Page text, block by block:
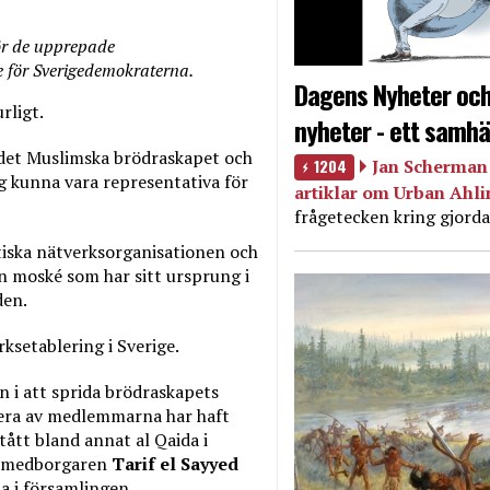
de upprepade
Sverigedemokraterna.
Muslimska brödraskapet och
kunna vara representativa för
nätverksorganisationen och
moské som har sitt ursprung i
i Sverige.
i att sprida brödraskapets
av medlemmarna har haft
bland annat al Qaida i
Tarif el Sayyed
Dagens Nyheter
nyheter - ett
1204
Jan
artiklar om Urban
frågetecken kring